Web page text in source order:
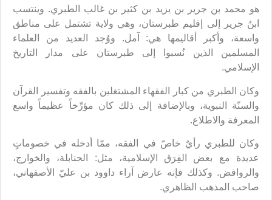
هو محمد بن جرير بن يزيد بن كثير بن غالب الطبري. وينتسب
ابنُ جرير إلى إقليم طبرستان، وهي ولاية تشتمل على مناطق
واسعة، وأكبر أقاليمها هي: آمل. ووُجد العديد من العلماء
المسلمين الذين نُسبوا إلى طبرستان على مدار التاريخ
الإسلامي.
وكان الطبري من كبار الفقهاء المشتغلين بالفقه وتفسير القرآن
والسنّة النبوية، وبالإضافة إلى ذلك كان مؤرِّخاً عظيماً واسع
المعرفة والاطلاع.
وكان للطبري رأيٌ خاصّ في الفقه، ممّا أدخله في خصوماتٍ
عديدة مع بعض الفِرَق الإسلامية، مثل: الحنابلة، والخوارج،
والروافض. وكذلك فإنه عارض آراء داوود بن عليّ الأصفهاني،
صاحب المذهب الظاهري.